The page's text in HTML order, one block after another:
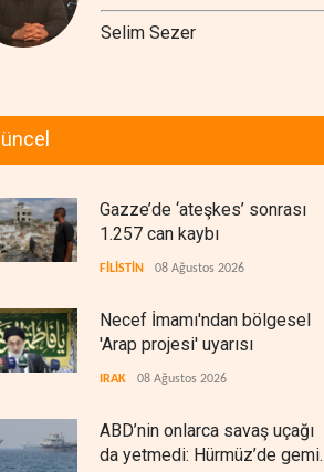
Selim Sezer
Gazze’de ‘ateşkes’ sonrası
1.257 can kaybı
FİLİSTİN 08 Ağustos 2026
Necef İmamı'ndan bölgesel
'Arap projesi' uyarısı
IRAK 08 Ağustos 2026
ABD’nin onlarca savaş uçağı
da yetmedi: Hürmüz’de gemi